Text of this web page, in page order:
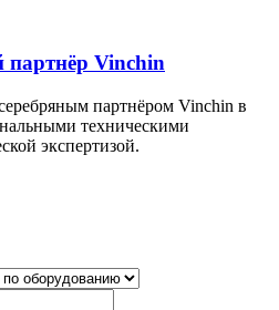
Vinchin
партнёром Vinchin в
техническими
экспертизой.